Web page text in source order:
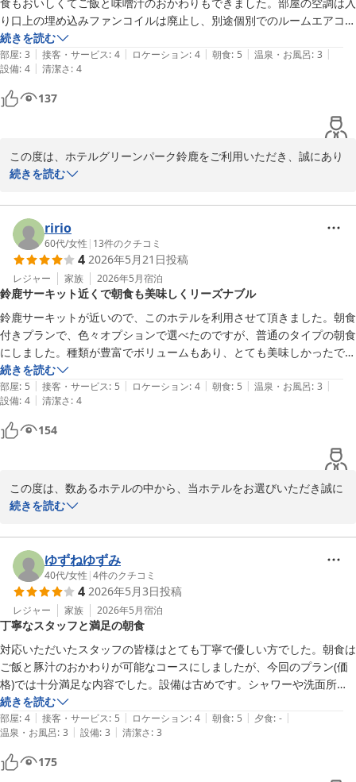
2026-07-22
お気づきの際には、フロントスタッフにて確認致しますので、どう
ぞ遠慮なくお知らせくださいませ。
また、次回はぜひご朝食もお楽しみいただけましたら幸いです。
天候によっては、景色が綺麗にご覧いただけます。
違った景色もお楽しみいただければと思います。
ホテルグリーンパーク鈴鹿
り口上の埋め込みファンコイルは廃止し、別途個別でのルームエアコン
がついているので冷暖ドライなど好みの運転が選択できよかった。
駐車場は初見だと建物右側の交差点角地の駐車場かと思いがちだが、そ
こは他所の駐車場でした。ホテル駐車場は建物左通路から入った奥にあ
りました。
夕食は白子駅前まで徒歩500mほどで居酒屋等が何件も有りますし、ホ
テル近隣にも中華店や和食チェーン店、コンビニもあるので不自由しま
続きを読む
部屋: 3 | 接客・サービス: 4 | ロケーション: 4 | 朝食: 5 | 温泉・お風呂: 3 |
設備: 4 | 清潔さ: 4
137
この度は、ホテルグリーンパーク鈴鹿をご利用いただき、誠にあり
がとうございます。
ます。
建物の設備につきましては、年数を重ねておりますが、「快適」と
のお言葉をいただき大変嬉しく拝読いたしました。
フロントスタッフの対応についても、お褒めいただき、スタッフ一
同、大変励みになります。
ご朝食につきましても、ご飯や味噌汁のおかわりを含めご満足いた
だけたとのこと、何よりでございます。
また、お部屋の空調設備につきましても、個別エアコンによる温度
調整がお役に立てたようで、安心いたしました。
快適にお過ごしいただけたことを嬉しく思います。
今後も、皆様に快適にお過ごしいただけるホテルを目指し、努めて
まいります。
また、白子へお越しの際は、ぜひホテルグリーンパーク鈴鹿をご利
スタッフ一同、心よりお待ち申し上げております。
ホテルグリーンパーク鈴鹿
2026-06-15
続きを読む
ririo
60代/女性 | 13件のクチコミ
4 2026年5月21日投稿
レジャー 家族 2026年5月宿泊
鈴鹿サーキット近くで朝食も美味しくリーズナブル
鈴鹿サーキットが近いので、このホテルを利用させて頂きました。朝食
付きプランで、色々オプションで選べたのですが、普通のタイプの朝食
にしました。種類が豊富でボリュームもあり、とても美味しかったで
す。近くに飲食店がいくつかあったので、お夕飯にも困らず、それでい
て宿泊料金もとてもリーズナブル！また訪れる際は是非利用したいと思
います！
続きを読む
部屋: 5 | 接客・サービス: 5 | ロケーション: 4 | 朝食: 5 | 温泉・お風呂: 3 |
設備: 4 | 清潔さ: 4
154
この度は、数あるホテルの中から、当ホテルをお選びいただき誠に
ありがとうございます。
ご朝食にお褒めの言葉を頂戴し、ありがたく拝読させていただきま
した。
種類やボリュームにも、ご満足いただけたようで何よりでございま
す。
お召し上がりいただいた他に三重県産真鯛を使ったお茶漬けや、松
阪牛のお茶漬けなども大変ご好評いただいております。
次回、お近くにお越しの際には、ぜひ当ホテルをご利用いただき、
お茶漬けなどもご検討いただけると幸いです。
お寄せいただいたご意見をもとに、より良いサービスと快適な施設
の提供に励んでまいります。
またお目にかかれますことを、スタッフ一同、心よりお待ち申し上
げております。
ホテルグリーンパーク鈴鹿
続きを読む
ゆずねゆずみ
40代/女性 |4件のクチコミ
4 2026年5月3日投稿
レジャー 家族 2026年5月宿泊
丁寧なスタッフと満足の朝食
対応いただいたスタッフの皆様はとても丁寧で優しい方でした。朝食は
ご飯と豚汁のおかわりが可能なコースにしましたが、今回のプラン(価
格)では十分満足な内容でした。設備は古めです。シャワーや洗面所の
蛇口がお湯と水をそれぞれ出して温度調節、昔はこういうホテルばかり
だったので個人的には何も気になりません。付属品のシャンプー&リン
スは意外と仕上がりしっとりで良かったです。
機会があればリピートします。ありがとうございました。
続きを読む
部屋: 4 | 接客・サービス: 5 | ロケーション: 4 | 朝食: 5 | 夕食: - |
温泉・お風呂: 3 | 設備: 3 | 清潔さ: 3
175